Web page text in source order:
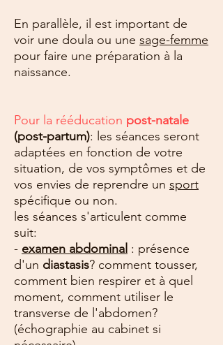
En parallèle, il est important de
voir une doula ou une sage-femme
pour faire une préparation à la
naissance.
Pour la rééducation post-natale
(post-partum): les séances seront
adaptées en fonction de votre
situation, de vos symptômes et de
vos envies de reprendre un sport
spécifique ou non.
les séances s'articulent comme
suit:
- examen abdominal : présence
d'un diastasis? comment tousser,
comment bien respirer et à quel
moment, comment utiliser le
transverse de l'abdomen?
(échographie au cabinet si